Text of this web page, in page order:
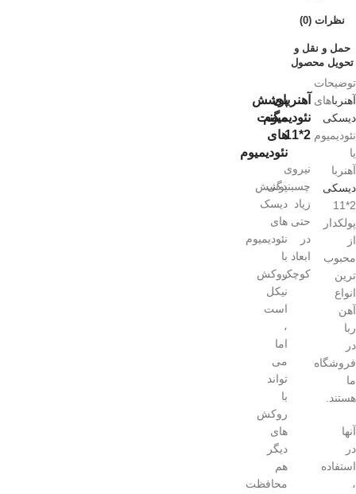
نظرات (0)
حمل و نقل و
تحویل محصول
توضیحات
آهنرباهای
دیسکی
نئودیمیوم
یا
آهنربا
دیسکی
2*11
پولکدار
از
محبوب
ترین
انواع
آهن
ربا
در
فروشگاه
ما
هستند.
آنها
در
استفاده
،
آهنربای
نئودیمیوم
2*11
نیروی
چسبندگی
زیاد
حتی
در
ابعاد
کوچک
پوشش
مگنت
های
نئودیمیوم
پوشش
دیسک
های
نئودیمیوم
با
روکش
نیکل
است
،
اما
می
تواند
با
روکش
های
دیگر
هم
محافظت